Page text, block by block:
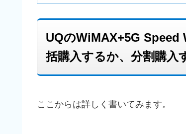
UQのWiMAX+5G Speed
括購入するか、分割購入
ここからは詳しく書いてみます。